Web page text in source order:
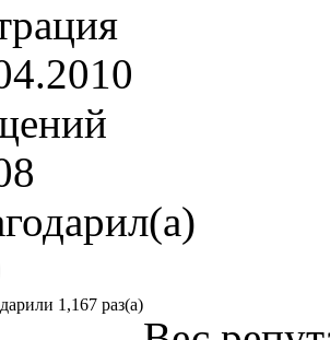
1,167 раз(а)